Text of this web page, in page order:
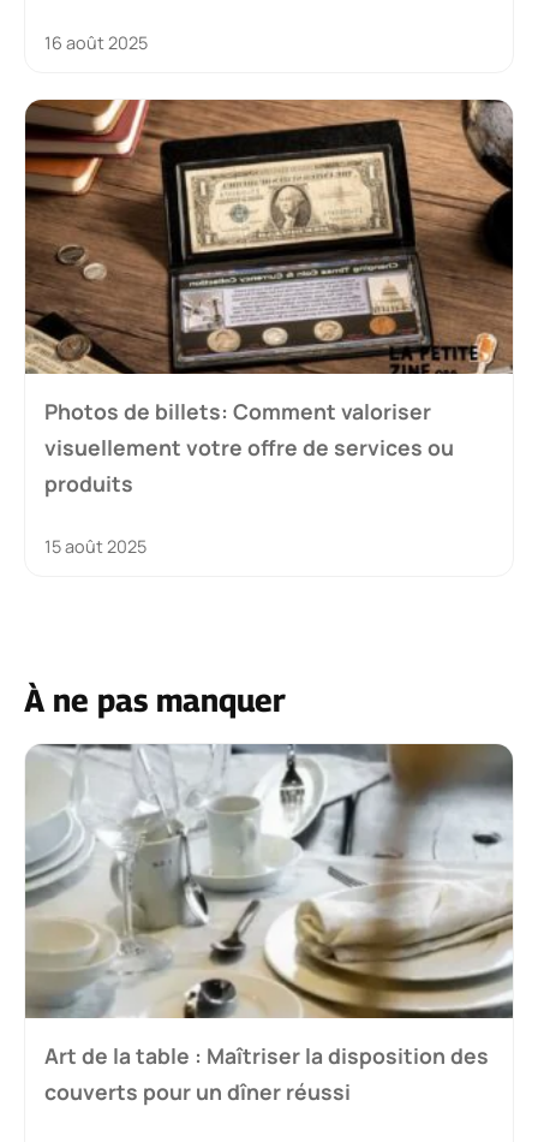
16 août 2025
Photos de billets: Comment valoriser
visuellement votre offre de services ou
produits
15 août 2025
À ne pas manquer
Art de la table : Maîtriser la disposition des
couverts pour un dîner réussi